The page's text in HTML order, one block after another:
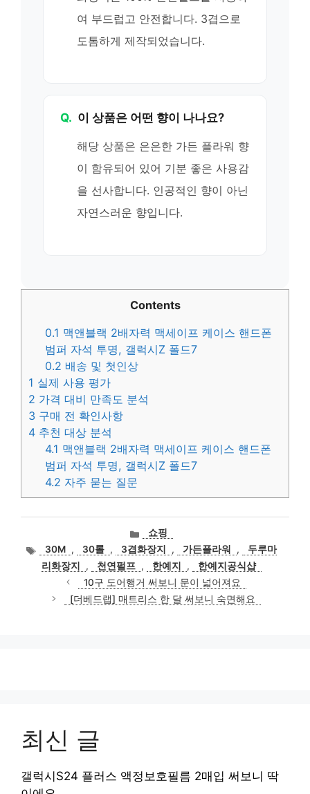
여 부드럽고 안전합니다. 3겹으로
도톰하게 제작되었습니다.
Q. 이 상품은 어떤 향이 나나요?
해당 상품은 은은한 가든 플라워 향
이 함유되어 있어 기분 좋은 사용감
을 선사합니다. 인공적인 향이 아닌
자연스러운 향입니다.
Contents
0.1 맥앤블랙 2배자력 맥세이프 케이스 핸드폰
범퍼 자석 투명, 갤럭시Z 폴드7
0.2 배송 및 첫인상
1 실제 사용 평가
2 가격 대비 만족도 분석
3 구매 전 확인사항
4 추천 대상 분석
4.1 맥앤블랙 2배자력 맥세이프 케이스 핸드폰
범퍼 자석 투명, 갤럭시Z 폴드7
4.2 자주 묻는 질문
카
테
고
리
쇼핑
태
그
30M , 30롤 , 3겹화장지 , 가든플라워 ,
두루마
리화장지
, 천연펄프 , 한예지 ,
한예지공식샵
10구 도어행거 써보니 문이 넓어져요
[더베드랩] 매트리스 한 달 써보니 숙면해요
최신 글
갤럭시S24 플러스 액정보호필름 2매입 써보니 딱